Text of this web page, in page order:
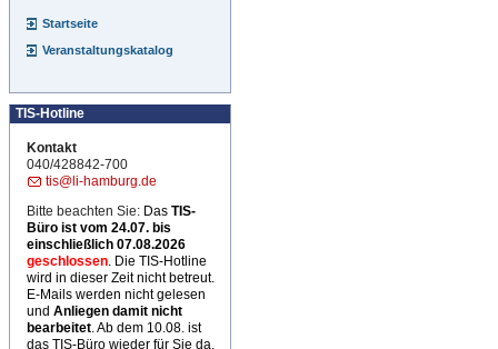
Startseite
Veranstaltungskatalog
TIS-Hotline
Kontakt
040/428842-700
tis@li-hamburg.de
Bitte beachten Sie: Das TIS-
Büro ist vom 24.07. bis
einschließlich 07.08.2026
geschlossen. Die TIS-Hotline
wird in dieser Zeit nicht betreut.
E-Mails werden nicht gelesen
und Anliegen damit nicht
bearbeitet. Ab dem 10.08. ist
das TIS-Büro wieder für Sie da.